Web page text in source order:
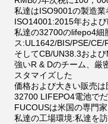
私達はISO9001の製造
ISO14001:2015年および
私達の32700のlifepo4細
ス:UL1642/BIS/PSE/
そしてCB/UN38.3および
強いR & Dのチーム、厳
スタマイズした
価格および大きい販売は
32700 LIFEPO4電池で
FUCOUSは米国の専門
私達の工場環境:私達を